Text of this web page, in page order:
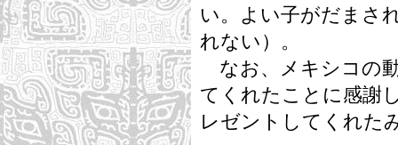
い。よい子がだまさ
れない）。
なお、メキシコの
てくれたことに感謝
レゼントしてくれた